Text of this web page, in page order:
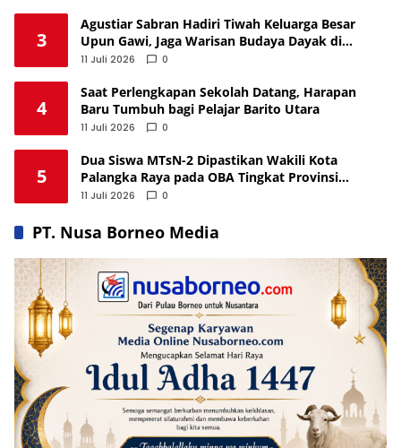
3
Agustiar Sabran Hadiri Tiwah Keluarga Besar
Upun Gawi, Jaga Warisan Budaya Dayak di
Tengah Perubahan Zaman
11 Juli 2026 0
4
Saat Perlengkapan Sekolah Datang, Harapan
Baru Tumbuh bagi Pelajar Barito Utara
11 Juli 2026 0
5
Dua Siswa MTsN-2 Dipastikan Wakili Kota
Palangka Raya pada OBA Tingkat Provinsi
Kalteng
11 Juli 2026 0
PT. Nusa Borneo Media